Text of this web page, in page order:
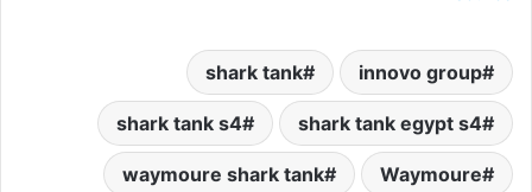
innovo group
shark tank
shark tank egypt s4
shark tank s4
Waymoure
waymoure shark tank